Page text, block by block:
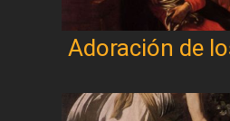
Adoración de